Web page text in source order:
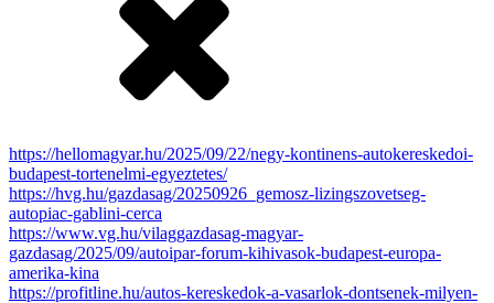
https://hellomagyar.hu/2025/09/22/negy-kontinens-autokereskedoi-
budapest-tortenelmi-egyeztetes/
https://hvg.hu/gazdasag/20250926_gemosz-lizingszovetseg-
autopiac-gablini-cerca
https://www.vg.hu/vilaggazdasag-magyar-
gazdasag/2025/09/autoipar-forum-kihivasok-budapest-europa-
amerika-kina
https://profitline.hu/autos-kereskedok-a-vasarlok-dontsenek-milyen-